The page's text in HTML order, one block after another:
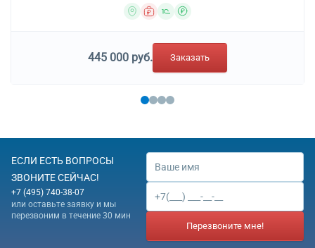
445 000 руб. Заказать
ЕСЛИ ЕСТЬ ВОПРОСЫ
ЗВОНИТЕ СЕЙЧАС!
+7 (495) 740-38-07
или оставьте заявку и мы
перезвоним в течение 30 мин
Перезвоните мне!